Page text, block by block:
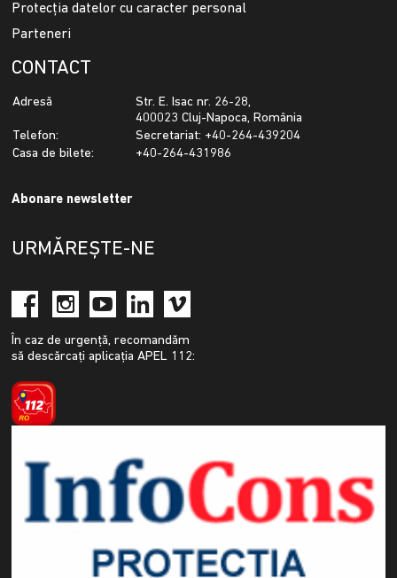
Protecția datelor cu caracter personal
Parteneri
CONTACT
Adresă
Str. E. Isac nr. 26-28,
400023 Cluj-Napoca, România
Telefon:
Secretariat: +40-264-439204
Casa de bilete:
+40-264-431986
Abonare newsletter
URMĂREȘTE-NE
În caz de urgență, recomandăm
să descărcați aplicația APEL 112: